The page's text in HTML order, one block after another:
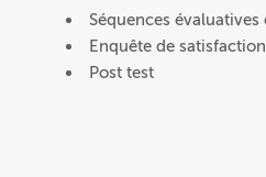
Séquences
Enquête de satisfaction
Post test